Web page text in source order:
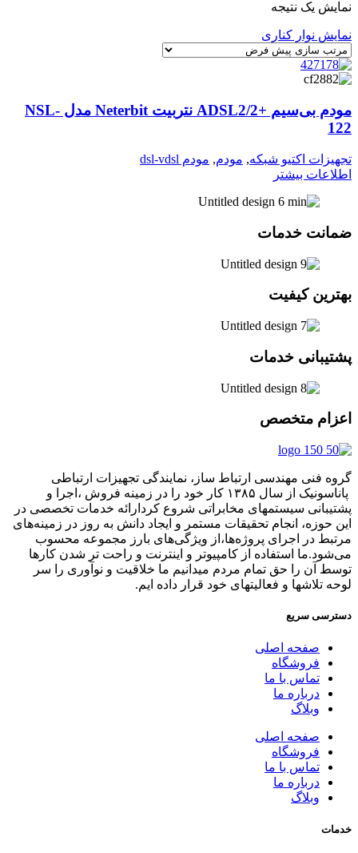
نمایش یک نتیجه
نمایش نوار کناری
مودم بی‌سیم +ADSL2/2 نتربیت Neterbit مدل NSL-
122
تجهیزات اکتیو شبکه, مودم, مودم dsl-vdsl
اطلاعات بیشتر
ضمانت خدمات
بهترین کیفیت
پشتیبانی خدمات
اعزام متخصص
گروه فنی مهندسی ارتباط ساز، نمایندگی تجهیزات ارتباطی
پاناسونیک از سال ۱۳۸۵ کار خود را در زمینه فروش ،اجرا و
پشتیبانی سیستمهای مخابراتی شروع کردارائه خدمات تخصصی در
این حوزه، انجام تحقیقات مستمر و ایجاد دانش به‌ روز در زمینه‌های
مرتبط در اجرای پروژه‌ها،از ویژگی‌های بارز مجموعه محسوب
می‌شود.ما استفاده از کامپیوتر و اینترنت و راحت تر شدن کارها
توسط آن را حق تمام مردم میدانیم ما خلاقیت و نوآوری را سر
لوحه تلاشها و فعالیتهای خود قرار داده ایم.
دسترسی سریع
صفحه اصلی
فروشگاه
تماس با ما
درباره ما
وبلاگ
صفحه اصلی
فروشگاه
تماس با ما
درباره ما
وبلاگ
خدمات